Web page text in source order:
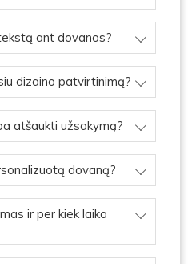
ant dovanos?
dizaino patvirtinimą?
atšaukti užsakymą?
dovaną?
ir per kiek laiko